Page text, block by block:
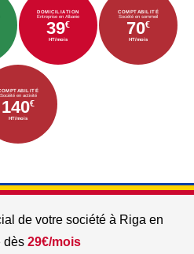
DOMICILIATION
Entreprise en Albanie
39€
HT/mois
COMPTABILITÉ
Société en sommeil
70€
HT/mois
Société en activité
140€
HT/mois
de votre société à Riga en
dès 29€/mois